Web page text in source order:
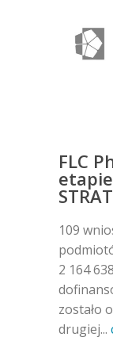
FLC
109
2 164
zostało
drugiej...